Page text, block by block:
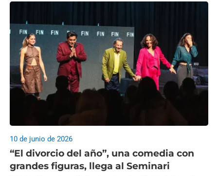
“El divorcio del año”, una comedia con
grandes figuras, llega al Seminari
10 de junio de 2026